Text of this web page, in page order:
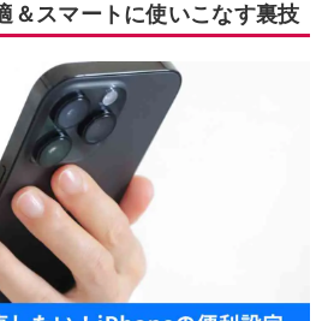
＆スマートに使いこなす裏技